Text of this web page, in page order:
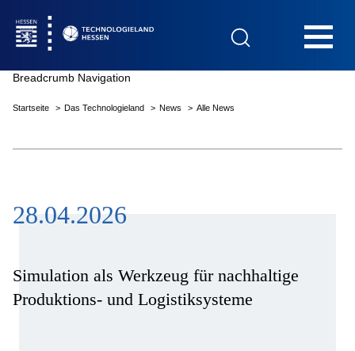
Das Technologieland
Innovationsfelder
Breadcrumb Navigation
Startseite Das Technologieland News Alle News
28.04.2026
Simulation als Werkzeug für nachhaltige
Produktions- und Logistiksysteme